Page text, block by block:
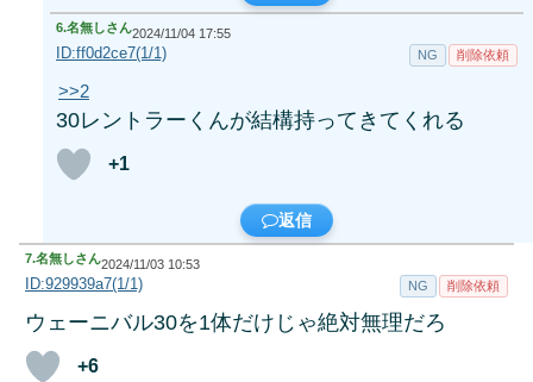
6.名無しさん2024/11/04 17:55
ID:ff0d2ce7(1/1) NG 削除依頼
>>2
30レントラーくんが結構持ってきてくれる
+1
返信
7.名無しさん2024/11/03 10:53
ID:929939a7(1/1) NG 削除依頼
ウェーニバル30を1体だけじゃ絶対無理だろ
+6